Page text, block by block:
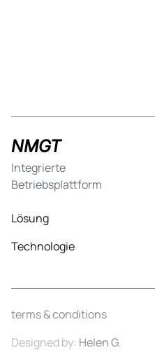
NMGT
Integrierte
Betriebsplattform
Lösung
Technologie
terms & conditions
Designed by: Helen G.